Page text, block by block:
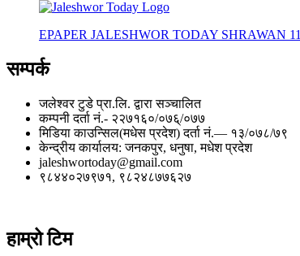
EPAPER JALESHWOR TODAY SHRAWAN 11
सम्पर्क
जलेश्वर टुडे प्रा.लि. द्वारा सञ्चालित
कम्पनी दर्ता नं.- २२७१६०/०७६्/०७७
मिडिया काउन्सिल(मधेस प्रदेश) दर्ता नं.— १३/०७८/७९
केन्द्रीय कार्यालय: जनकपुर, धनुषा, मधेश प्रदेश
jaleshwortoday@gmail.com
९८४४०२७९७१, ९८२४८७७६२७
हाम्रो टिम